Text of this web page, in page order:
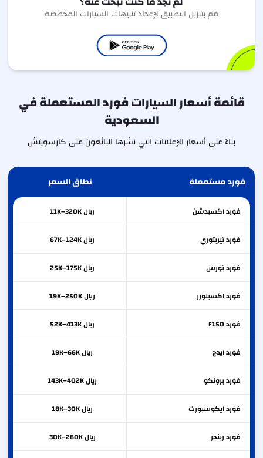
قم بتنزيل التطبيق لإعداد تنبيهات السيارات المخصصة
قائمة أسعار السيارات فورد المستعملة في
السعودية
بناءً على أسعار الإعلانات التي نشرها البائعون على كارسويتش
فورد مستعملة نطاق السعر
فورداكسبدشن ريال 11K–320K
فوردتيريتوري ريال 67K–124K
فوردتورس ريال 25K–175K
فورداكسبلورر ريال 19K–250K
فوردF150 ريال 52K–413K
فوردايدج ريال 19K–66K
فورد برونكو ريال 143K–402K
فوردايكوسبورت ريال 18K–30K
فورد رينجر ريال 30K–260K